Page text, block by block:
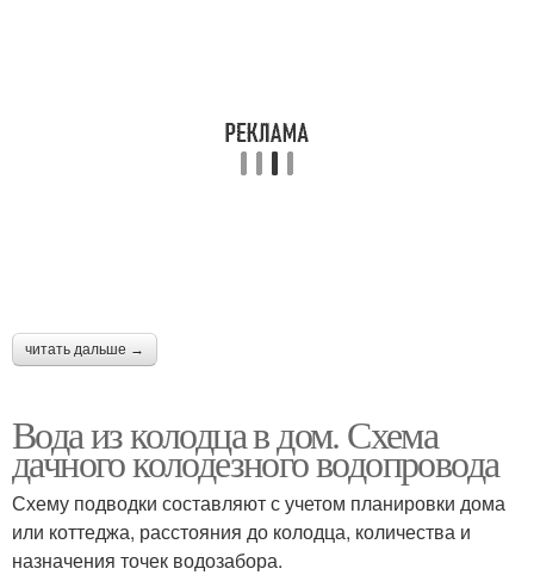
читать дальше →
Вода из колодца в дом. Схема
дачного колодезного водопровода
Схему подводки составляют с учетом планировки дома
или коттеджа, расстояния до колодца, количества и
назначения точек водозабора.